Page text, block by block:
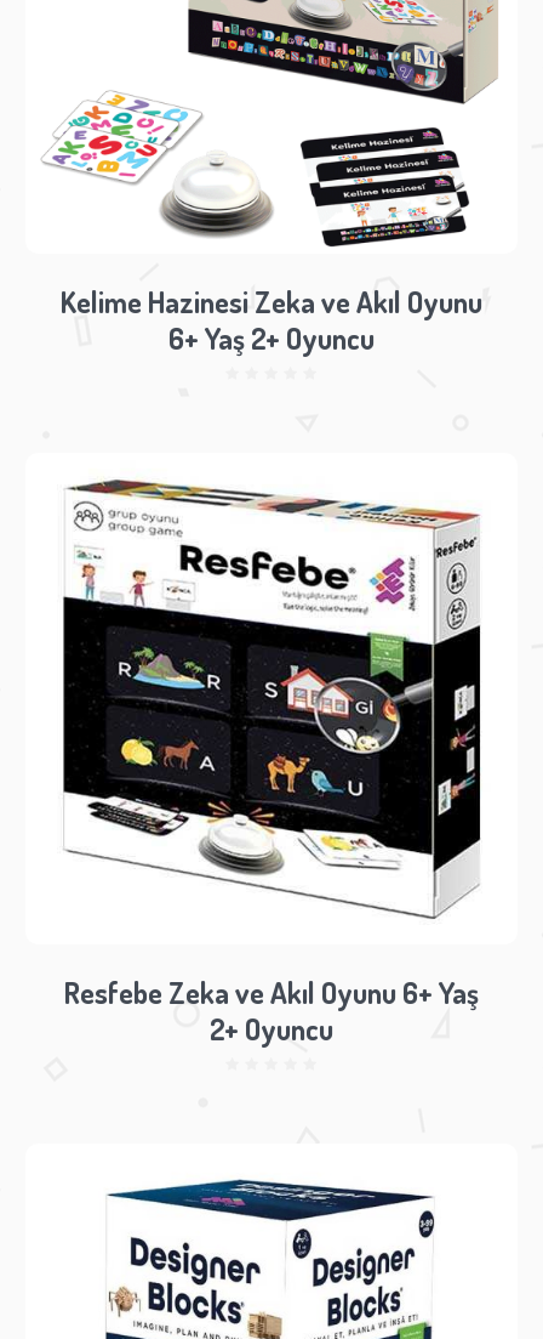
Kelime Hazinesi Zeka ve Akıl Oyunu
6+ Yaş 2+ Oyuncu
Resfebe Zeka ve Akıl Oyunu 6+ Yaş
2+ Oyuncu